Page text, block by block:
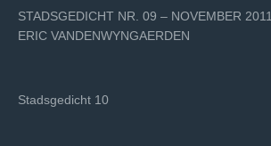
STADSGEDICHT NR. 09 – NOVEMBER 2011
ERIC VANDENWYNGAERDEN
Stadsgedicht 10